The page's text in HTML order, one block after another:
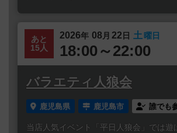
あと
15人
2026年 08 月 22日 土曜日
18:00～22:00
バラエティ人狼会
鹿児島県 鹿児島市 誰でも
当店人気イベント「平日人狼会」では遊